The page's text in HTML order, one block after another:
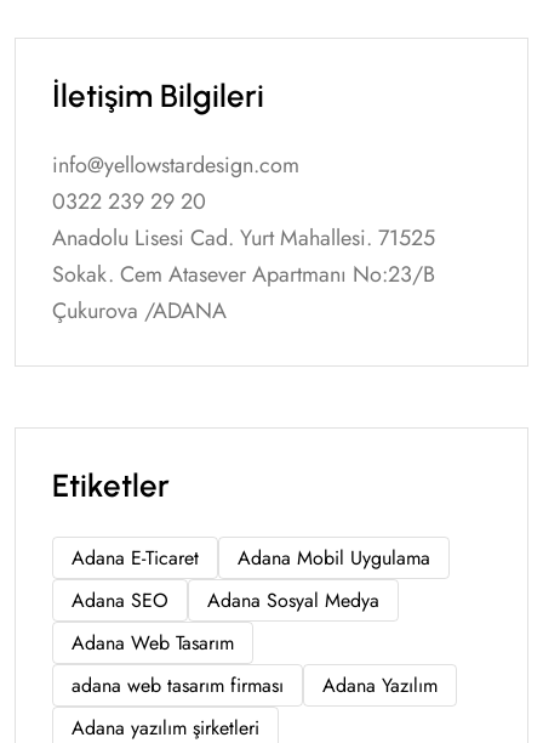
İletişim Bilgileri
info@yellowstardesign.com
0322 239 29 20
Anadolu Lisesi Cad. Yurt Mahallesi. 71525
Sokak. Cem Atasever Apartmanı No:23/B
Çukurova /ADANA
Etiketler
Adana E-Ticaret
Adana Mobil Uygulama
Adana SEO
Adana Sosyal Medya
Adana Web Tasarım
adana web tasarım firması
Adana Yazılım
Adana yazılım şirketleri